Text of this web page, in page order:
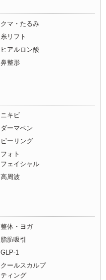
クマ・たるみ
糸リフト
ヒアルロン酸
鼻整形
ニキビ
ダーマペン
ピーリング
フォト
フェイシャル
高周波
整体・ヨガ
脂肪吸引
GLP-1
クールスカルプ
ティング